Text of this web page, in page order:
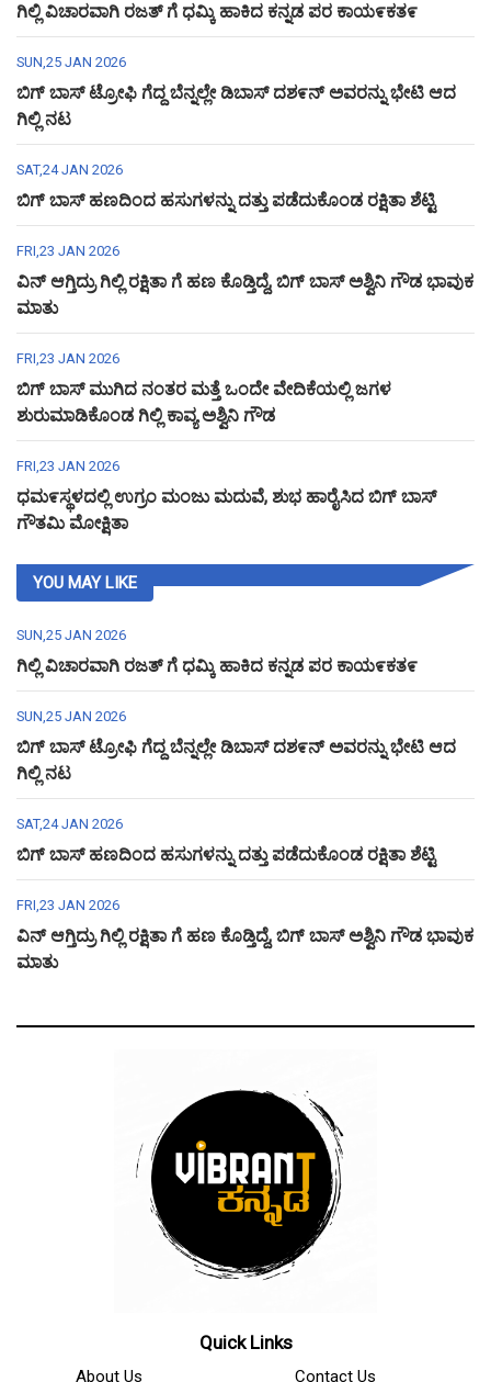
ಗಿಲ್ಲಿ ವಿಚಾರವಾಗಿ ರಜತ್ ಗೆ ಧಮ್ಕಿ ಹಾಕಿದ ಕನ್ನಡ ಪರ ಕಾಯ೯ಕತ೯
SUN,25 JAN 2026
ಬಿಗ್ ಬಾಸ್ ಟ್ರೋಫಿ ಗೆದ್ದ ಬೆನ್ನಲ್ಲೇ ಡಿಬಾಸ್ ದಶ೯ನ್ ಅವರನ್ನು ಭೇಟಿ ಆದ
ಗಿಲ್ಲಿ ನಟ
SAT,24 JAN 2026
ಬಿಗ್ ಬಾಸ್ ಹಣದಿಂದ ಹಸುಗಳನ್ನು ದತ್ತು ಪಡೆದುಕೊಂಡ ರಕ್ಷಿತಾ ಶೆಟ್ಟಿ
FRI,23 JAN 2026
ವಿನ್ ಆಗ್ತಿದ್ರು ಗಿಲ್ಲಿ ರಕ್ಷಿತಾ ಗೆ ಹಣ ಕೊಡ್ತಿದ್ದೆ, ಬಿಗ್ ಬಾಸ್ ಅಶ್ವಿನಿ ಗೌಡ ಭಾವುಕ
ಮಾತು
FRI,23 JAN 2026
ಬಿಗ್ ಬಾಸ್ ಮುಗಿದ ನಂತರ ಮತ್ತೆ ಒಂದೇ ವೇದಿಕೆಯಲ್ಲಿ ಜಗಳ
ಶುರುಮಾಡಿಕೊಂಡ ಗಿಲ್ಲಿ ಕಾವ್ಯ ಅಶ್ವಿನಿ ಗೌಡ
FRI,23 JAN 2026
ಧಮ೯ಸ್ಥಳದಲ್ಲಿ ಉಗ್ರಂ ಮಂಜು ಮದುವೆ, ಶುಭ ಹಾರೈಸಿದ ಬಿಗ್ ಬಾಸ್
ಗೌತಮಿ ಮೋಕ್ಷಿತಾ
YOU MAY LIKE
SUN,25 JAN 2026
ಗಿಲ್ಲಿ ವಿಚಾರವಾಗಿ ರಜತ್ ಗೆ ಧಮ್ಕಿ ಹಾಕಿದ ಕನ್ನಡ ಪರ ಕಾಯ೯ಕತ೯
SUN,25 JAN 2026
ಬಿಗ್ ಬಾಸ್ ಟ್ರೋಫಿ ಗೆದ್ದ ಬೆನ್ನಲ್ಲೇ ಡಿಬಾಸ್ ದಶ೯ನ್ ಅವರನ್ನು ಭೇಟಿ ಆದ
ಗಿಲ್ಲಿ ನಟ
SAT,24 JAN 2026
ಬಿಗ್ ಬಾಸ್ ಹಣದಿಂದ ಹಸುಗಳನ್ನು ದತ್ತು ಪಡೆದುಕೊಂಡ ರಕ್ಷಿತಾ ಶೆಟ್ಟಿ
FRI,23 JAN 2026
ವಿನ್ ಆಗ್ತಿದ್ರು ಗಿಲ್ಲಿ ರಕ್ಷಿತಾ ಗೆ ಹಣ ಕೊಡ್ತಿದ್ದೆ, ಬಿಗ್ ಬಾಸ್ ಅಶ್ವಿನಿ ಗೌಡ ಭಾವುಕ
ಮಾತು
Quick Links
About Us Contact Us